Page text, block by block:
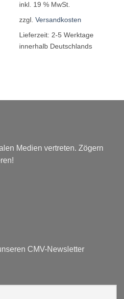
2,90 €1,00 €.
inkl. 19 % MwSt.
zzgl. Versandkosten
Lieferzeit: 2-5 Werktage
innerhalb Deutschlands
Medien vertreten. Zögern
CMV-Newsletter